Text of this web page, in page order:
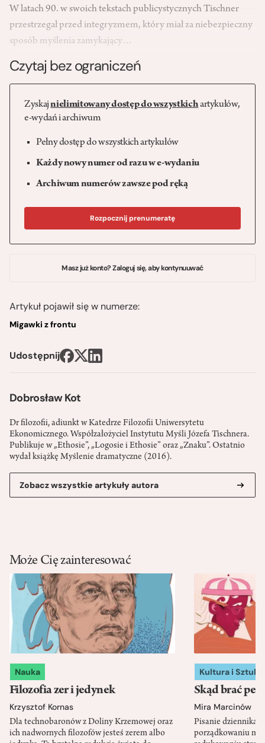
Dobrosław Kot
Dr filozofii, adiunkt w Katedrze Filozofii Uniwersytetu
Ekonomicznego. Współzałożyciel Instytutu Myśli Józefa Tischnera.
Publikuje w „Ethosie”, „Logosie i Ethosie” oraz „Znaku”. Ostatnio
wydał książkę Myślenie dramatyczne (2016).
Zobacz wszystkie artykuły autora
W latach 90. w swoich tekstach publicystycznych Tischner
przestrzegał przed integryzmem, który miał za niebezpieczny
sposób myślenia zamykający…
Czytaj bez ograniczeń
Zyskajnielimitowany dostęp do wszystkichartykułów,
e-wydań i archiwum
Pełny dostęp do wszystkich artykułów
Każdy nowy numer od razu w e-wydaniu
Archiwum numerów zawsze pod ręką
Rozpocznij prenumeratę
Masz już konto? Zaloguj się, aby kontynuuwać
Artykuł pojawił się w numerze:
Migawki z frontu
Udostępnij
Może Cię zainteresować
Nauka
Filozofia zer i jedynek
Krzysztof Kornas
Dla technobaronów z Doliny Krzemowej oraz
ich nadwornych filozofów jesteś zerem albo
Kultura i Sztuka
Skąd brać
Mira Marcinów
Pisanie dziennika
porządkowaniu